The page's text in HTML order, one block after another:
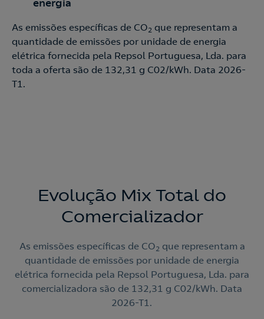
energia
As emissões específicas de CO2 que representam a
quantidade de emissões por unidade de energia
elétrica fornecida pela Repsol Portuguesa, Lda. para
toda a oferta são de 132,31 g C02/kWh. Data 2026-
T1.
Evolução Mix Total do
Comercializador
As emissões específicas de CO2 que representam a
quantidade de emissões por unidade de energia
elétrica fornecida pela Repsol Portuguesa, Lda. para
comercializadora são de 132,31 g C02/kWh. Data
2026-T1.